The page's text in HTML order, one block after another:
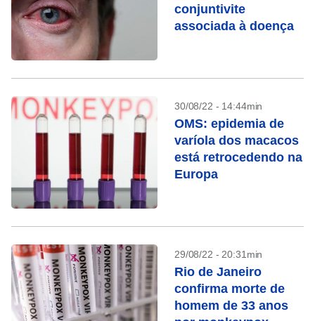
conjuntivite
associada à doença
30/08/22 - 14:44min
OMS: epidemia de
varíola dos macacos
está retrocedendo na
Europa
29/08/22 - 20:31min
Rio de Janeiro
confirma morte de
homem de 33 anos